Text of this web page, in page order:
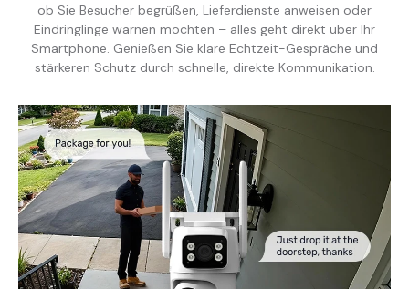
ob Sie Besucher begrüßen, Lieferdienste anweisen oder
Eindringlinge warnen möchten – alles geht direkt über Ihr
Smartphone. Genießen Sie klare Echtzeit-Gespräche und
stärkeren Schutz durch schnelle, direkte Kommunikation.